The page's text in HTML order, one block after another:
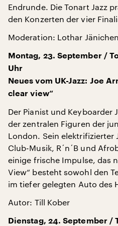
Endrunde. Die Tonart Jazz
den Konzerten der vier
Moderation: Lothar Jänichen
Montag, 23. September /
Uhr
Neues vom UK-Jazz: Joe
clear view“
Der Pianist und Keyboarder
der zentralen Figuren der
London. Sein elektrifizierter
Club-Musik, R´n´B und
einige frische Impulse, das
View“ besteht sowohl den
im tiefer gelegten Auto des
Autor: Till Kober
Dienstag, 24. September /